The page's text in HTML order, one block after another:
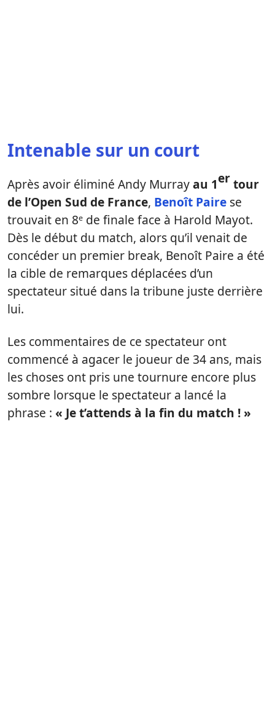
Intenable sur un court
Après avoir éliminé Andy Murrayau 1ertour
de l’Open Sud de France, Benoît Paire se
trouvait en 8ᵉ de finale face à Harold Mayot.
Dès le début du match, alors qu’il venait de
concéder un premier break, Benoît Paire a été
la cible de remarques déplacées d’un
spectateur situé dans la tribune juste derrière
lui.
Les commentaires de ce spectateur ont
commencé à agacer le joueur de 34 ans, mais
les choses ont pris une tournure encore plus
sombre lorsque le spectateur a lancé la
phrase : « Je t’attends à la fin du match ! »